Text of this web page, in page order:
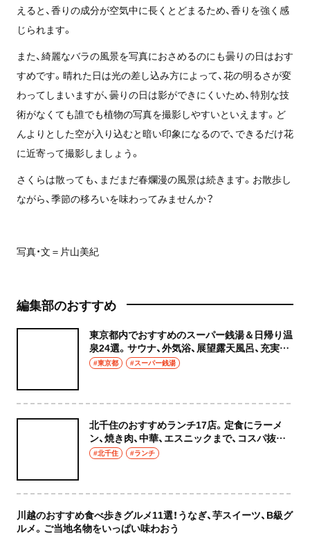
えると、香りの成分が空気中に長くとどまるため、香りを強く感
じられます。
また、綺麗なバラの風景を写真におさめるのにも曇りの日はおす
すめです。晴れた日は光の差し込み方によって、花の明るさが変
わってしまいますが、曇りの日は影ができにくいため、特別な技
術がなくても誰でも植物の写真を撮影しやすいといえます。ど
んよりとした空が入り込むと暗い印象になるので、できるだけ花
に近寄って撮影しましょう。
さくらは散っても、まだまだ春爛漫の風景は続きます。お散歩し
ながら、季節の移ろいを味わってみませんか？
写真・文＝片山美紀
編集部のおすすめ
東京都内でおすすめのスーパー銭湯＆日帰り温
泉24選。サウナ、外気浴、展望露天風呂、充実の
癒やし空間へ
#東京都 #スーパー銭湯
北千住のおすすめランチ17店。定食にラーメ
ン、焼き肉、中華、エスニックまで、コスパ抜群
な店もおしゃれな店も網羅してご紹介！
#北千住 #ランチ
川越のおすすめ食べ歩きグルメ11選！うなぎ、芋スイーツ、B級グ
ルメ。ご当地名物をいっぱい味わおう